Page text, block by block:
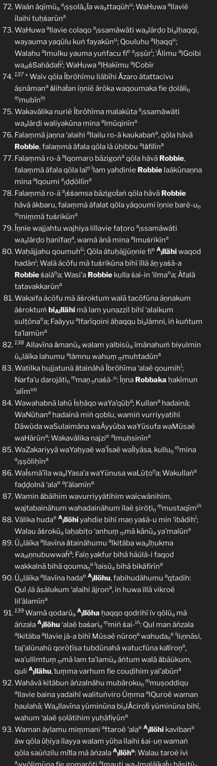
Waán áqīmūa
a
lṣṣoläuẗa waattaqūhu; WaHuwa allaviẽ
ílaihi tuḥṡarūna
WaHuwa allavie colaqo a
lssamäwäti waalárḍo bialḥaqqi,
wayauma yaqūlu kuṅ fayakūnu; Qouluhu alḥaqqu;
Walahu almulku yauma yuṅfacu fie a
lṣṣūri; ‘Älimu alGoibi
waalṡṠahädaḧi; WaHuwa alḤakīmu alCobīr
137 * Waív qōla Íbröhīmu liábīhi Ǎzaro átattacivu
áṣnämana ǎlihaẗan íṇniẽ áröka waqoumaka fie ḍoläliṇ
ṃmubīniṇ
Wakavälika nuriẽ Íbröhīma malakūta a
lssamäwäti
waalárḍi waliyakūna mina almūqinīna
Falaṃmā jaṇna ‘alaihi allailu ro-ā kaukabaṅa, qōla hävā
Robbie, falaṃmã áfala qōla lã úḥibbu alǎfilīna
Falaṃmā ro-ā alqomaro bāzigoṅa qōla hävā Robbie,
falaṃmã áfala qōla laíṇ llam yahdinie Robbie laákūnaṇna
mina alqoumi a
lḍḍõllīna
Falaṃmā ro-ā a
lṡṡamsa bāzigoẗaṅ qōla hävā Robbie
hävã ákbaru, falaṃmã áfalat qōla yäqoumi íṇnie barẽ-uṇ
ṃmiṃmā tuṡrikūna
Íṇnie wajjahtu wajhiya lillavie faṭoro a
lssamäwäti
waalárḍo ḥanīfaṇa, wamã ánå mina almuṡrikīna
Waḥãjjahu qoumuhü; Qōla átuḥãjjũṇnie fie A
lllähiwaqod
hadäni; Walã ácōfu mā tuṡrikūna bihĩ íllã áṇ yaṡã-a
Robbieṡaiáṇa; Wasi’a Robbie kulla ṡai-in ‘ilmana; Áfalā
tatavakkarūna
Wakaifa ácōfu mã áṡroktum walā tacōfūna áṇnakum
áṡroktuṁ biAlllähi mā lam yunazzil bihï ‘alaikum
sulṭönaṅa; Faáyyu alfarīqoini áḥaqqu bialámni, íṅ kuṅtum
ta’lamūna
138 Allavīna ǎmanūa walam yalbisũa ǐmänahuṁ biṿulmin
úulãíka lahumu alámnu wahuṃ ṃmuhtadūna
Watilka ḥujjatunã ǎtainähã Íbröhīma ‘alaë qoumihï;
Narfa’u darojätiṇ
ṃmaṇ ṇnaṡã-u: Íṇna Robbaka ḥakīmun
‘alīmuṇ
Wawahabnā lahũ Ísḥäqo waYa’qūba; Kullana hadainā;
WaNūḥana hadainā miṅ qoblu, wamiṅ vurriyyatihï
Dāwüda waSulaimäna waÁyyūba waYūsufa waMūsaë
waHärūna; Wakavälika najzie almuḥsinīna
WaZakariyyā waYaḥyaë wa’Īsaë waÍlyāsa, kulluṇ
ṃmina
a
lṣṣöliḥīna
WaÍsmä’īla waalYasa’a waYūnusa waLūṭoṇa; Wakullaṅa
faḍḍolnā ‘alae al’älamīna
Wamin ǎbãíhim wavurriyyätihim waícwänihim,
wajtabainähum wahadainähum ílaë ṣiröṭiṇ
ṃmustaqīmiṅ
Välika hudae A
lllöhiyahdie bihï maṇ yaṡã-u min ‘ibādihï;
Walau áṡrokūa laḥabiṭo ‘anhuṃ ṃmā kānūa ya’malūna
Úulãíka allavīna ǎtainähumu alkitäba waalḥukma
waalṇnubuwwaḧa; Faíṇ yakfur bihā hãúlã-i faqod
wakkalnā bihā qoumaṇ
a llaisūa bihā bikäfirīna
Úulãíka allavīna hadae A
lllöhu, fabihudähumu aqtadih:
Qul llã ásálukum ‘alaihi ájrona, ín huwa íllā vikroë
lil’älamīna
139 Wamā qodarūa
A
lllöha ḥaqqo qodrihĩ ív qōlūa mã
áṅzala A
lllöhu‘alaë baṡariṇ
ṃmiṅ ṡai-iṅ: Qul man áṅzala
alkitäba allavie jã-a bihï Mūsaë nūroṇa wahudaṇ
e llilṇnāsi,
taj’alūnahü qorōṭīsa tubdūnahā watucfūna kaṫīroṇa,
wa’ullimtuṃ ṃmā lam ta’lamũa áṅtum walã ǎbãúkum,
quli A
lllähu, ṫuṃma varhum fie couḍihim yal’abūna
Wahävā kitäbun áṅzalnähu mubärokuṇ
ṃmuṣoddiqu
allavie baina yadaihï walituṅviro Úṃma alQuroë waman
ḥaulahā; Waallavīna yùminūna bialǍciroẗi yùminūna bihï,
wahum ‘alaë ṣolātihim yuḥäfiṿūna
Waman áṿlamu miṃmani aftaroë ‘alae A
lllöhi kavibana
áw qōla ǔḥiya ílayya walam yūḥa ílaihi ṡai-uṇ wamaṅ
qōla saúṅzilu miṫla mã áṅzala A
lllöhu: Walau taroẽ ívi
a a